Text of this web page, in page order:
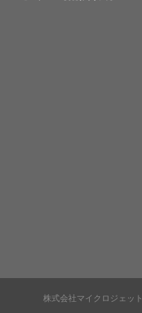
株式会社マイクロジェット